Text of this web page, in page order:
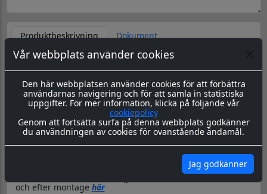
Vår webbplats använder cookies
Den här webbplatsen använder cookies för att förbättra
användarnas navigering och för att samla in statistiska
uppgifter. För mer information, klicka på följande vår
cookiepolicy
Genom att fortsätta surfa på denna webbplats godkänner
du användningen av cookies för ovanstående ändamål.
Jag godkänner
Produktbeskrivning
Dokument
Datorskuren dekal / logo
genomfärgad kvalitetsfolie, som fäster på de flesta plana
ytor.
Dekalen levereras redo för montage med
appliceringstape över som håller ihop dekalen, och
underlättar monteringen. Appliceringstapen tas bort efter
här
och efter montage här